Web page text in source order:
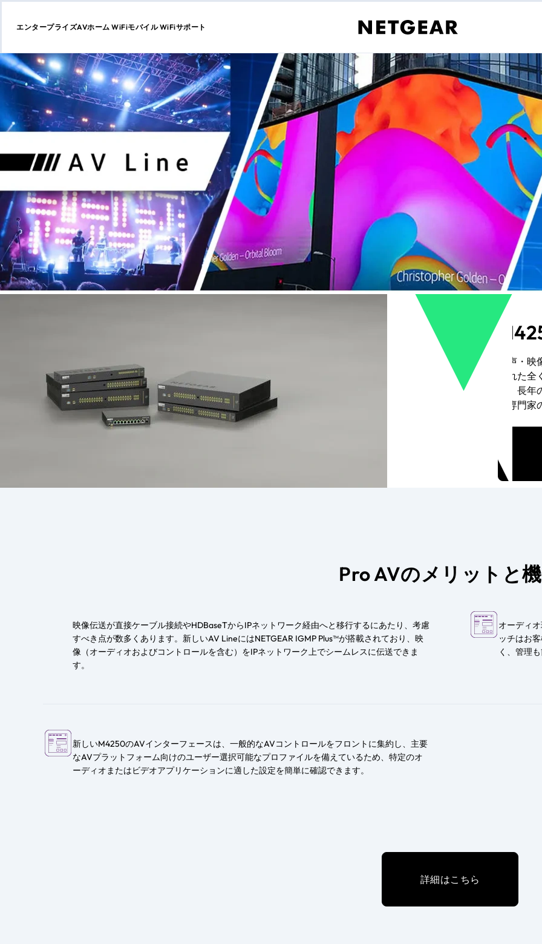
コ
ン
テ
ン
ス
キ
ッ
エンタープライズAVホーム WiFiモバイル WiFiサポート
音声・
された
は、長
る専門
Pro AVのメリットと
映像伝送が直接ケーブル接続やHDBaseTからIPネットワーク経由へと移行するにあたり、考慮
すべき点が数多くあります。新しいAV LineにはNETGEAR IGMP Plus™が搭載されており、映
像（オーディオおよびコントロールを含む）をIPネットワーク上でシームレスに伝送できま
す。
オーディ
ッチはお
く、管理
新しいM4250のAVインターフェースは、一般的なAVコントロールをフロントに集約し、主要
なAVプラットフォーム向けのユーザー選択可能なプロファイルを備えているため、特定のオ
ーディオまたはビデオアプリケーションに適した設定を簡単に確認できます。
詳細はこちら